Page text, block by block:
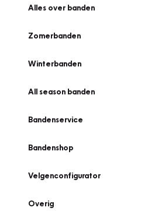
Alles over banden
Zomerbanden
Winterbanden
All season banden
Bandenservice
Bandenshop
Velgenconfigurator
Overig